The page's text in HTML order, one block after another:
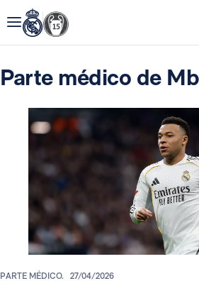
Parte médico de
PARTE MÉDICO. 27/04/2026